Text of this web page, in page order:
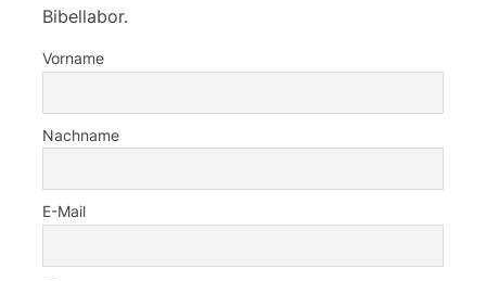
Bibellabor.
Vorname
Nachname
E-Mail